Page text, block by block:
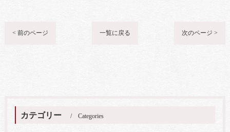
< 前のページ 一覧に戻る 次のページ >
カテゴリー Categories